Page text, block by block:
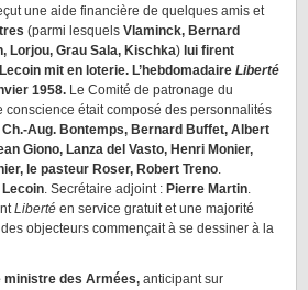
une aide financière de quelques amis et
(parmi lesquels Vlaminck, Bernard
Lorjou, Grau Sala, Kischka) lui firent
mit en loterie. L’hebdomadaire Liberté
1958. Le Comité de patronage du
conscience était composé des personnalités
Aug. Bontemps, Bernard Buffet, Albert
Giono, Lanza del Vasto, Henri Monier,
le pasteur Roser, Robert Treno.
Lecoin. Secrétaire adjoint : Pierre Martin.
Liberté en service gratuit et une majorité
objecteurs commençait à se dessiner à la
ministre des Armées, anticipant sur